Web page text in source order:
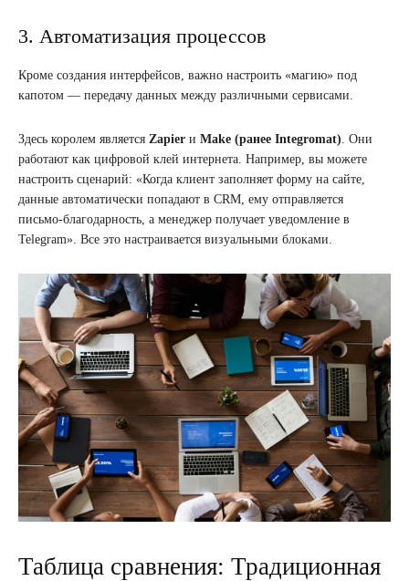
3. Автоматизация процессов
Кроме создания интерфейсов, важно настроить «магию» под
капотом — передачу данных между различными сервисами.
Здесь королем является Zapier и Make (ранее Integromat). Они
работают как цифровой клей интернета. Например, вы можете
настроить сценарий: «Когда клиент заполняет форму на сайте,
данные автоматически попадают в CRM, ему отправляется
письмо-благодарность, а менеджер получает уведомление в
Telegram». Все это настраивается визуальными блоками.
Таблица сравнения: Традиционная